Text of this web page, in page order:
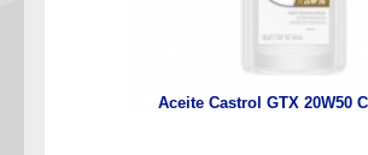
Aceite Castrol GTX 20W50